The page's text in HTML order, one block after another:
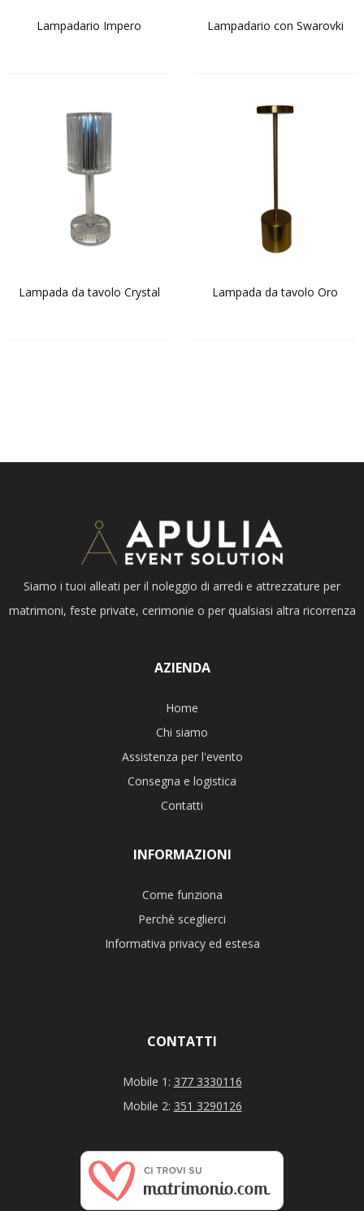
Lampadario Impero Lampadario con Swarovki
Lampada da tavolo Crystal Lampada da tavolo Oro
Siamo i tuoi alleati per il noleggio di arredi e attrezzature per
matrimoni, feste private, cerimonie o per qualsiasi altra ricorrenza
AZIENDA
Home
Chi siamo
Assistenza per l'evento
Consegna e logistica
Contatti
INFORMAZIONI
Come funziona
Perchè sceglierci
Informativa privacy ed estesa
CONTATTI
Mobile 1: 377 3330116
Mobile 2: 351 3290126